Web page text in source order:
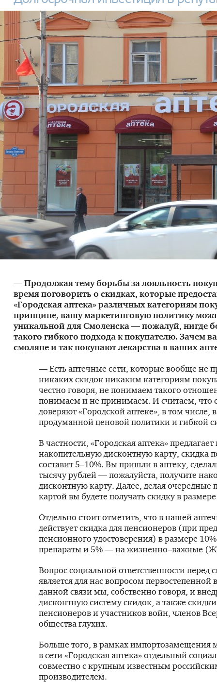
— Продолжая тему борьбы за лояльность
время поговорить о скидках, которые
«Городская аптека» различных категориям
принципе, вашу маркетинговую политику
уникальной для Смоленска — пожалуй, нигде
такого гибкого подхода к покупателю. Зачем
смоляне и так покупают лекарства в ваших
— Есть аптечные сети, которые вообще не
никаких скидок никаким категориям
честно говоря, не понимаем такого
понимаем и не принимаем. И считаем, что
доверяют «Городской аптеке», в том числе,
продуманной ценовой политики и гибкой
В частности, «Городская аптека»
накопительную дисконтную карту, скидка
составит 5–10%. Вы пришли в аптеку,
тысячу рублей — пожалуйста, получите
дисконтную карту. Далее, делая очередные
картой вы будете получать скидку в
Отдельно стоит отметить, что в нашей
действует скидка для пенсионеров (при
пенсионного удостоверения) в размере
препараты и 5% — на жизненно–важные
Вопрос социальной ответственности перед
является для нас вопросом первостепенной
данной связи мы, собственно говоря, и
дисконтную систему скидок, а также
пенсионеров и участников войн, членов
общества глухих.
Больше того, в рамках импортозамещения
в сети «Городская аптека» отдельный
совместно с крупным известным
производителем.